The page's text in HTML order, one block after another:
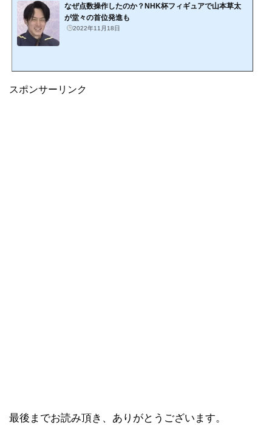
なぜ点数操作したのか？NHK杯フィギュアで山本草太
が堂々の首位発進も
2022年11月18日
スポンサーリンク
最後までお読み頂き、ありがとうございます。